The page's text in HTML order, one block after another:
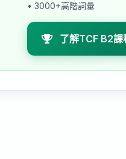
• 3000+高階詞彙
了解TCF B2課